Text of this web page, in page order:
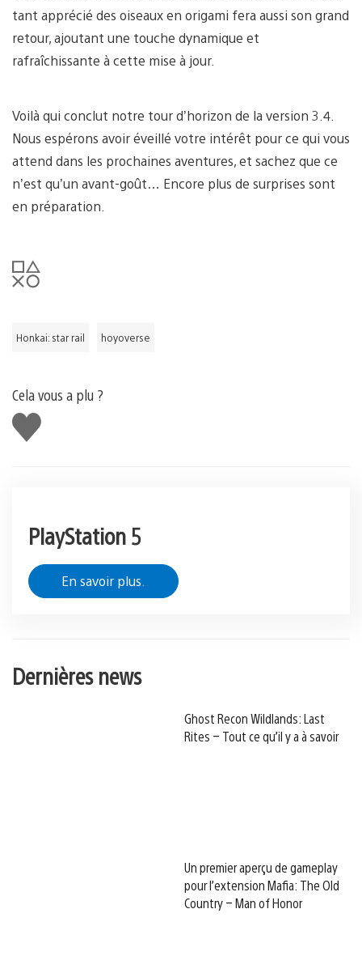
tant apprécié des oiseaux en origami fera aussi son grand
retour, ajoutant une touche dynamique et
rafraîchissante à cette mise à jour.
Voilà qui conclut notre tour d’horizon de la version 3.4.
Nous espérons avoir éveillé votre intérêt pour ce qui vous
attend dans les prochaines aventures, et sachez que ce
n’est qu’un avant-goût… Encore plus de surprises sont
en préparation.
Honkai: star rail hoyoverse
Cela vous a plu ?
J'aime
PlayStation 5
En savoir plus.
Dernières news
Ghost Recon Wildlands: Last
Rites – Tout ce qu’il y a à savoir
Un premier aperçu de gameplay
pour l’extension Mafia: The Old
Country – Man of Honor